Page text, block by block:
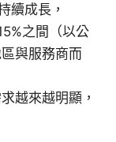
續成長，
之間（以公
與服務商而
越來越明顯，